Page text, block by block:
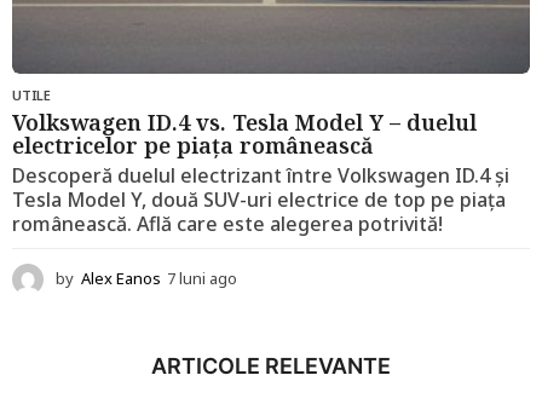
UTILE
Volkswagen ID.4 vs. Tesla Model Y – duelul
electricelor pe piața românească
Descoperă duelul electrizant între Volkswagen ID.4 și
Tesla Model Y, două SUV-uri electrice de top pe piața
românească. Află care este alegerea potrivită!
by Alex Eanos 7 luni ago
n
ARTICOLE RELEVANTE